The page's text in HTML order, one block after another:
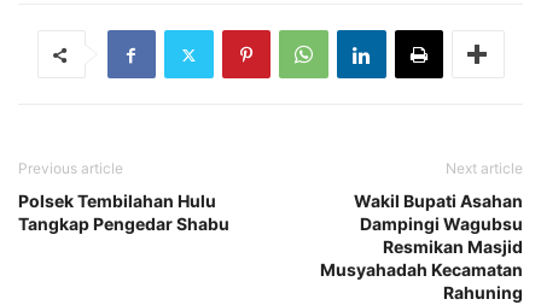
Previous article
Polsek Tembilahan Hulu
Tangkap Pengedar Shabu
Next article
Wakil Bupati Asahan
Dampingi Wagubsu
Resmikan Masjid
Musyahadah Kecamatan
Rahuning